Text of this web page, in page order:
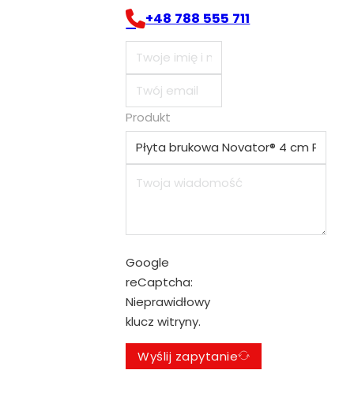
+48 788 555 711
Produkt
Google
reCaptcha:
Nieprawidłowy
klucz witryny.
Wyślij zapytanie